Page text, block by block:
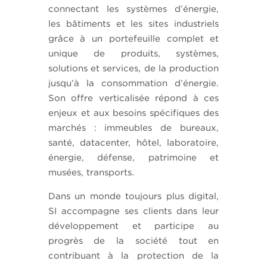
connectant les systèmes d’énergie,
les bâtiments et les sites industriels
grâce à un portefeuille complet et
unique de produits, systèmes,
solutions et services, de la production
jusqu’à la consommation d’énergie.
Son offre verticalisée répond à ces
enjeux et aux besoins spécifiques des
marchés : immeubles de bureaux,
santé, datacenter, hôtel, laboratoire,
énergie, défense, patrimoine et
musées, transports.
Dans un monde toujours plus digital,
SI accompagne ses clients dans leur
développement et participe au
progrès de la société tout en
contribuant à la protection de la